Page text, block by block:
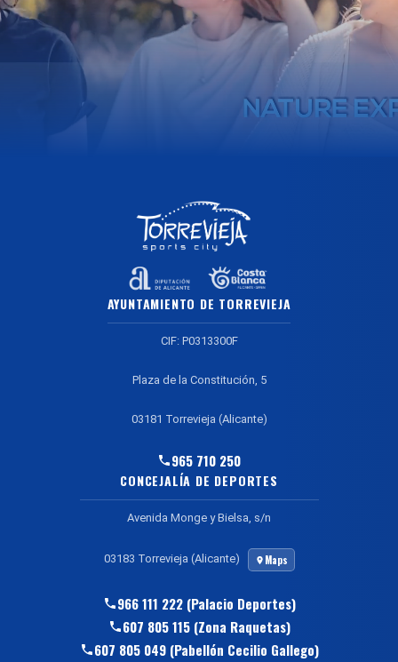
AYUNTAMIENTO DE TORREVIEJA
CIF: P0313300F
Plaza de la Constitución, 5
03181 Torrevieja (Alicante)
965 710 250
CONCEJALÍA DE DEPORTES
Avenida Monge y Bielsa, s/n
03183 Torrevieja (Alicante) Maps
966 111 222 (Palacio Deportes)
607 805 115 (Zona Raquetas)
607 805 049 (Pabellón Cecilio Gallego)